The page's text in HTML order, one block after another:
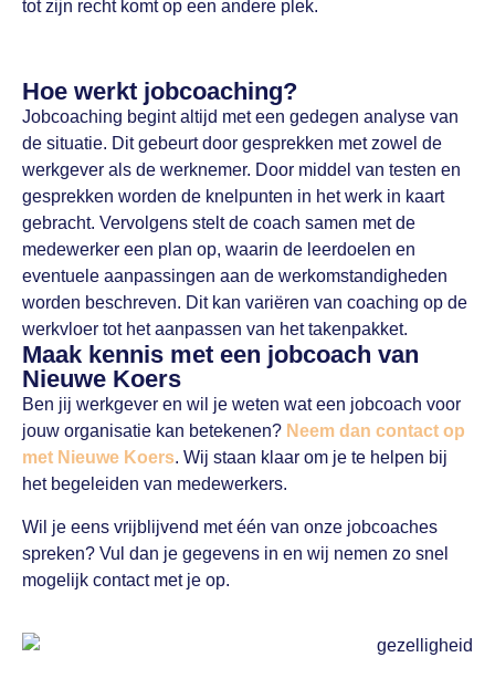
tot zijn recht komt op een andere plek.
Hoe werkt jobcoaching?
Jobcoaching begint altijd met een gedegen analyse van
de situatie. Dit gebeurt door gesprekken met zowel de
werkgever als de werknemer. Door middel van testen en
gesprekken worden de knelpunten in het werk in kaart
gebracht. Vervolgens stelt de coach samen met de
medewerker een plan op, waarin de leerdoelen en
eventuele aanpassingen aan de werkomstandigheden
worden beschreven. Dit kan variëren van coaching op de
werkvloer tot het aanpassen van het takenpakket.
Maak kennis met een jobcoach van
Nieuwe Koers
Ben jij werkgever en wil je weten wat een jobcoach voor
jouw organisatie kan betekenen? Neem dan contact op
met Nieuwe Koers. Wij staan klaar om je te helpen bij
het begeleiden van medewerkers.
Wil je eens vrijblijvend met één van onze jobcoaches
spreken? Vul dan je gegevens in en wij nemen zo snel
mogelijk contact met je op.